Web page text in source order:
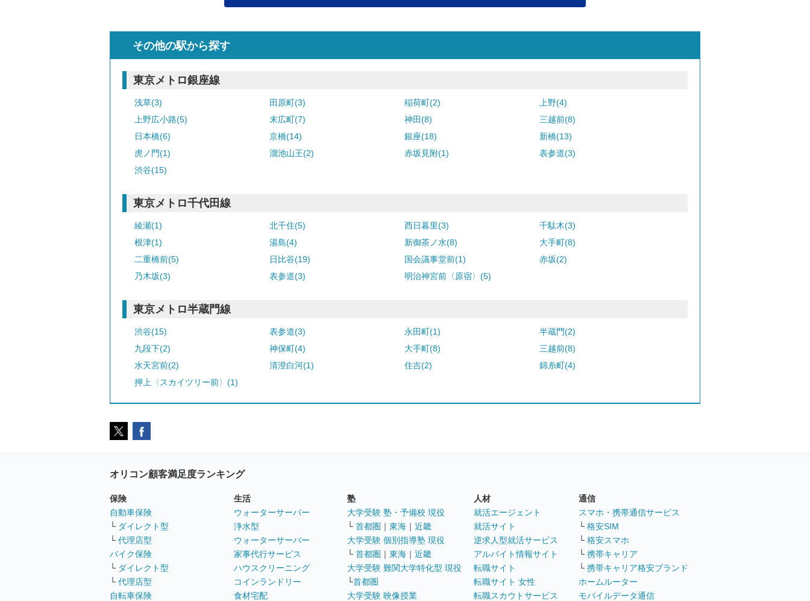
その他の駅から探す
東京メトロ銀座線
浅草(3) 田原町(3) 稲荷町(2)
上野(4)
上野広小路(5)
末広町(7) 神田(8)
三越前(8)
日本橋(6)
京橋(14) 銀座(18)
新橋(13)
虎ノ門(1)
溜池山王(2) 赤坂見附(1)
表参道(3)
渋谷(15)
東京メトロ千代田線
綾瀬(1) 北千住(5) 西日暮里(3)
千駄木(3)
根津(1)
湯島(4) 新御茶ノ水(8)
大手町(8)
二重橋前(5)
日比谷(19) 国会議事堂前(1)
赤坂(2)
乃木坂(3)
表参道(3) 明治神宮前〈原宿〉(5)
東京メトロ半蔵門線
渋谷(15) 表参道(3) 永田町(1)
半蔵門(2)
九段下(2)
神保町(4) 大手町(8)
三越前(8)
水天宮前(2)
清澄白河(1) 住吉(2)
錦糸町(4)
押上〈スカイツリー前〉(1)
オリコン顧客満足度ランキング
保険
自動車保険
└ ダイレクト型
└ 代理店型
バイク保険
└ ダイレクト型
└ 代理店型
自転車保険
生活
ウォーターサーバー
浄水型
ウォーターサーバー
家事代行サービス
ハウスクリーニング
コインランドリー
食材宅配
塾
大学受験 塾・予備校 現役
└ 首都圏 ｜ 東海 ｜ 近畿
大学受験 個別指導塾 現役
└ 首都圏 ｜ 東海 ｜ 近畿
大学受験 難関大学特化型 現役
└首都圏
大学受験 映像授業
人材
就活エージェント
就活サイト
逆求人型就活サービス
アルバイト情報サイト
転職サイト
転職サイト 女性
転職スカウトサービス
通信
スマホ・携帯通信サービス
└ 格安SIM
└ 格安スマホ
└ 携帯キャリア
└ 携帯キャリア格安ブランド
ホームルーター
モバイルデータ通信